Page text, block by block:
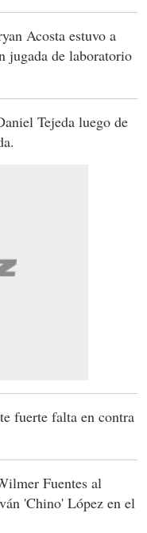
Acosta estuvo a
jugada de laboratorio
Tejeda luego de
fuerte falta en contra
Fuentes al
'Chino' López en el